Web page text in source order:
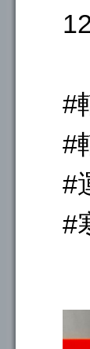
#
#
#
#